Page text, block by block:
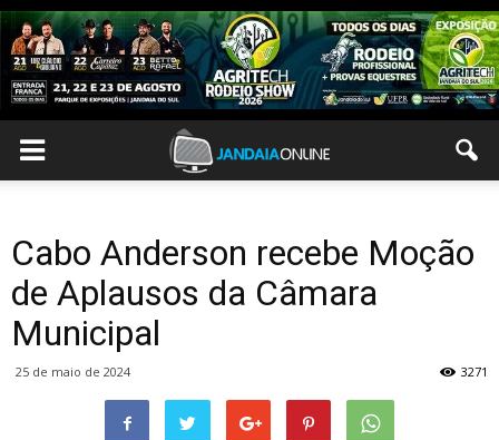
Cabo Anderson recebe Moção
de Aplausos da Câmara
Municipal
25 de maio de 2024 3271